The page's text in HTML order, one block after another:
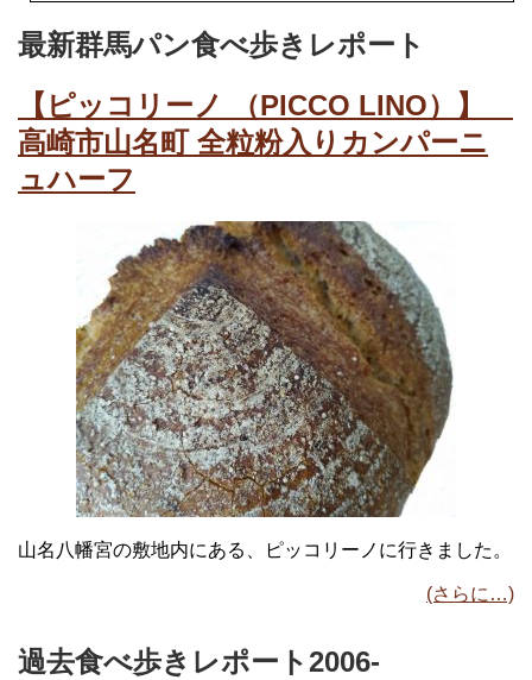
最新群馬パン食べ歩きレポート
【ピッコリーノ （PICCO LINO）】
高崎市山名町 全粒粉入りカンパーニ
ュハーフ
山名八幡宮の敷地内にある、ピッコリーノに行きました。
(さらに…)
過去食べ歩きレポート2006-